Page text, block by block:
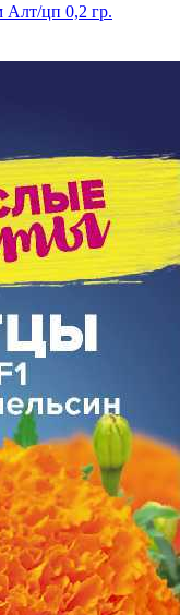
Алт/цп 0,2 гр.